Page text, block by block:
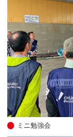
ミニ勉強会